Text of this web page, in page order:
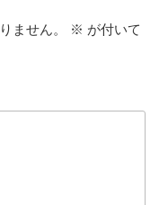
ません。 ※ が付いて